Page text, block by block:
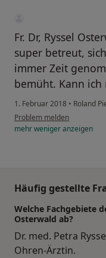
Fr. Dr, Ryssel
super betreut,
immer Zeit
bemüht. Kann
1. Februar 2018 • Roland
Problem melden
mehrwenigeranzeigen
Häufig gestellte
Welche Fachgebiete
Osterwald ab?
Dr. med. Petra
Ohren-Ärztin.